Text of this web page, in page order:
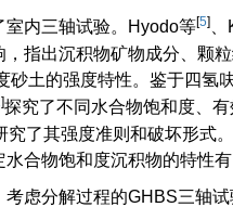
室内三轴试验。Hyodo等[5]
指出沉积物矿物成分、颗
砂土的强度特性。鉴于四氢
]探究了不同水合物饱和度、
了其强度准则和破坏形式
合物饱和度沉积物的特性有
虑分解过程的GHBS三轴